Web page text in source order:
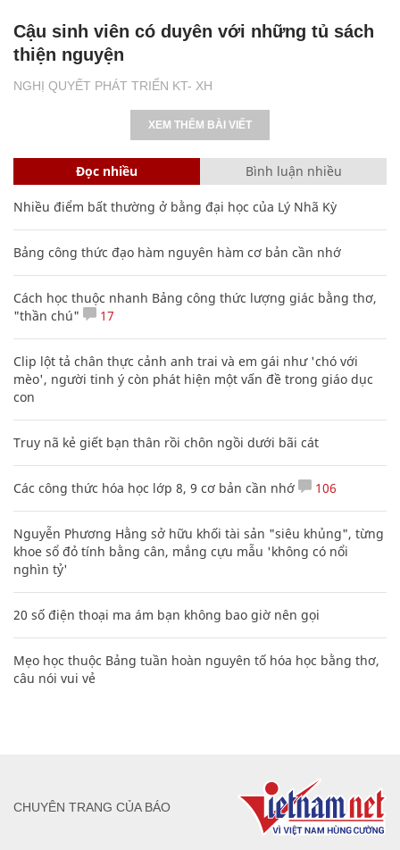
NGHỊ QUYẾT PHÁT TRIỂN KT- XH
Cậu sinh viên có duyên với những tủ sách
thiện nguyện
XEM THÊM BÀI VIẾT
Đọc nhiều Bình luận nhiều
Nhiều điểm bất thường ở bằng đại học của Lý Nhã Kỳ
Bảng công thức đạo hàm nguyên hàm cơ bản cần nhớ
Cách học thuộc nhanh Bảng công thức lượng giác bằng thơ,
"thần chú"
17
Clip lột tả chân thực cảnh anh trai và em gái như 'chó với
mèo', người tinh ý còn phát hiện một vấn đề trong giáo dục
con
Truy nã kẻ giết bạn thân rồi chôn ngồi dưới bãi cát
Các công thức hóa học lớp 8, 9 cơ bản cần nhớ 106
Nguyễn Phương Hằng sở hữu khối tài sản "siêu khủng", từng
khoe sổ đỏ tính bằng cân, mắng cựu mẫu 'không có nổi
nghìn tỷ'
20 số điện thoại ma ám bạn không bao giờ nên gọi
Mẹo học thuộc Bảng tuần hoàn nguyên tố hóa học bằng thơ,
câu nói vui vẻ
CHUYÊN TRANG CỦA BÁO